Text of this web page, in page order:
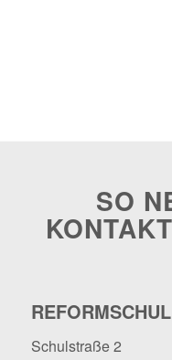
SO
Schulstraße 2